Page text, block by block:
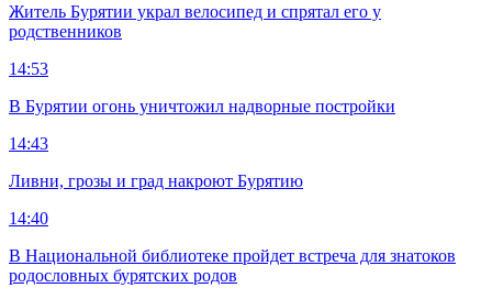
Житель Бурятии украл велосипед и спрятал его у
родственников
14:53
В Бурятии огонь уничтожил надворные постройки
14:43
Ливни, грозы и град накроют Бурятию
14:40
В Национальной библиотеке пройдет встреча для знатоков
родословных бурятских родов